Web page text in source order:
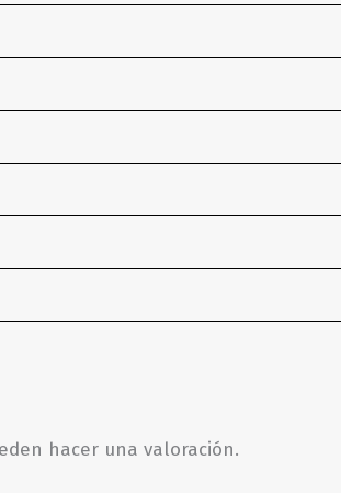
hacer una valoración.